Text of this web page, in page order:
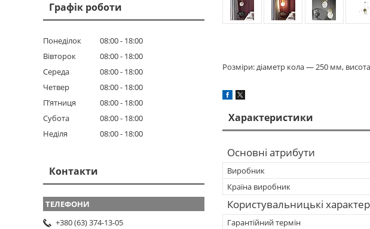
Розміри: діаметр кола — 250 мм,
Характеристики
Основні атрибути
Виробник
Країна виробник
Користувальницькі
Гарантійний термін
Графік роботи
Понеділок 08:00
18:00
Вівторок
08:00
18:00
Середа
08:00
18:00
Четвер
08:00
18:00
Пʼятниця
08:00
18:00
Субота
08:00
18:00
Неділя
08:00 18:00
Контакти
+380 (63) 374-13-05